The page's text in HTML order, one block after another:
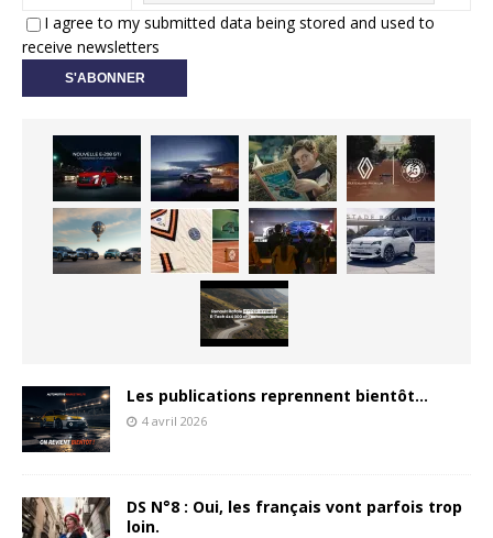
I agree to my submitted data being stored and used to
receive newsletters
Les publications reprennent bientôt…
4 avril 2026
DS N°8 : Oui, les français vont parfois trop
loin.